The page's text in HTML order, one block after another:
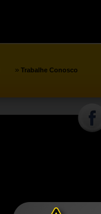
» Trabalhe Conosco